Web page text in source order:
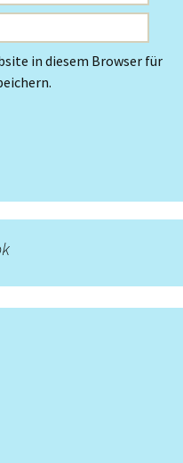
in diesem Browser für